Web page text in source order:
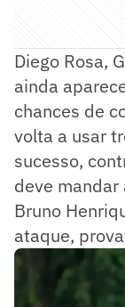
Diego Rosa,
ainda
chances de
volta a usar
sucesso,
deve mandar
Bruno
ataque,